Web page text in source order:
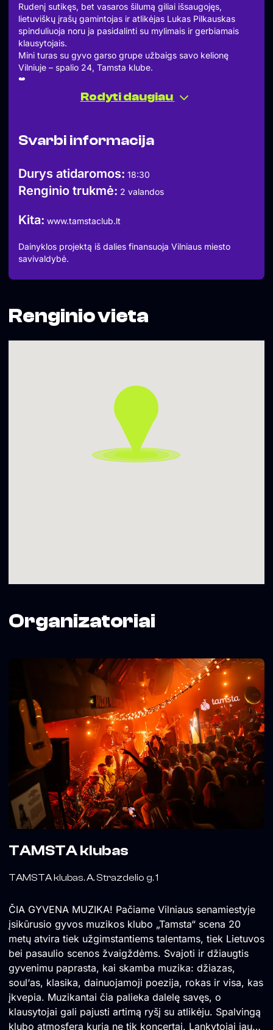
Rudenį sutikęs, bet vasaros šilumą giliai išsaugojęs,
lietuviškų įrašų gamintojas ir atlikėjas Lukas Pilkauskas
spinduliuoja noru ja pasidalinti su mylimais ir gerbiamais
klausytojais.
Mini turas su gyvo garso grupe užbaigs savo kelionę
Vilniuje – spalio 24, Tamsta klube.
❤︎
Lukas Pilkauskas – vokalas, klavišiniai ir gitara;
Augustas Baronas – mušamieji ir pritariamasis vokalas;
DURYS: 18:30
KONCERTO PRADŽIA: 20:00
“Dainyklos projektą iš dalies finansuoja Vilniaus miesto
savivaldybė.”
Rodyti daugiau
Svarbi informacija
Durys atidaromos: 18:30
Renginio trukmė: 2 valandos
Kita: www.tamstaclub.lt
Dainyklos projektą iš dalies finansuoja Vilniaus miesto
savivaldybė.
Renginio vieta
Organizatoriai
TAMSTA klubas
TAMSTA klubas. A. Strazdelio g. 1
ČIA GYVENA MUZIKA! Pačiame Vilniaus senamiestyje
įsikūrusio gyvos muzikos klubo „Tamsta“ scena 20
metų atvira tiek užgimstantiems talentams, tiek Lietuvos
bei pasaulio scenos žvaigždėms. Svajoti ir džiaugtis
gyvenimu paprasta, kai skamba muzika: džiazas,
soul‘as, klasika, dainuojamoji poezija, rokas ir visa, kas
įkvepia. Muzikantai čia palieka dalelę savęs, o
klausytojai gali pajusti artimą ryšį su atlikėju. Spalvingą
klubo atmosferą kuria ne tik koncertai. Lankytojai jau